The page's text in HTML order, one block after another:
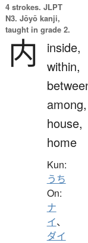
4 strokes. JLPT
N3. Jōyō kanji,
taught in grade 2.
内
inside,
within,
among,
house,
home
Kun:
うち
On:
ナ
イ、
ダイ